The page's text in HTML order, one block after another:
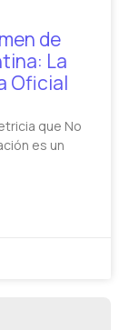
de
La
Oficial
que No
es un